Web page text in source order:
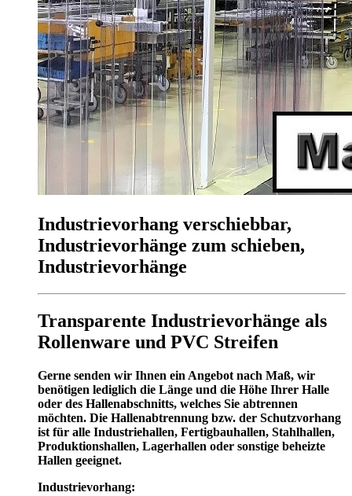
Industrievorhang verschiebbar,
Industrievorhänge zum schieben,
Industrievorhänge
Transparente Industrievorhänge als
Rollenware und PVC Streifen
Gerne senden wir Ihnen ein Angebot nach Maß, wir
benötigen lediglich die Länge und die Höhe Ihrer Halle
oder des Hallenabschnitts, welches Sie abtrennen
möchten. Die Hallenabtrennung bzw. der Schutzvorhang
ist für alle Industriehallen, Fertigbauhallen, Stahlhallen,
Produktionshallen, Lagerhallen oder sonstige beheizte
Hallen geeignet.
Industrievorhang: